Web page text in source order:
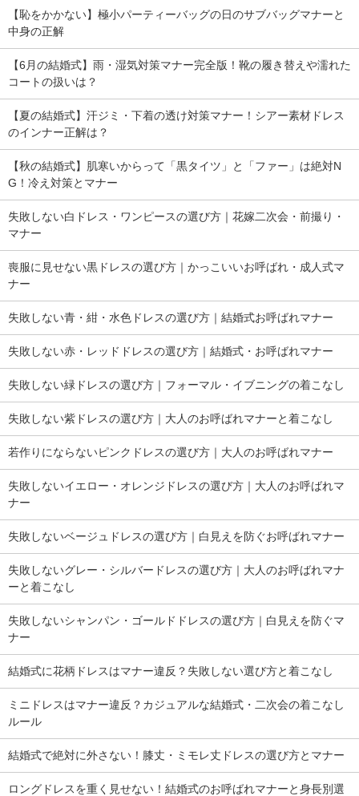
【恥をかかない】極小パーティーバッグの日のサブバッグマナーと
中身の正解
【6月の結婚式】雨・湿気対策マナー完全版！靴の履き替えや濡れた
コートの扱いは？
【夏の結婚式】汗ジミ・下着の透け対策マナー！シアー素材ドレス
のインナー正解は？
【秋の結婚式】肌寒いからって「黒タイツ」と「ファー」は絶対N
G！冷え対策とマナー
失敗しない白ドレス・ワンピースの選び方｜花嫁二次会・前撮り・
マナー
喪服に見せない黒ドレスの選び方｜かっこいいお呼ばれ・成人式マ
ナー
失敗しない青・紺・水色ドレスの選び方｜結婚式お呼ばれマナー
失敗しない赤・レッドドレスの選び方｜結婚式・お呼ばれマナー
失敗しない緑ドレスの選び方｜フォーマル・イブニングの着こなし
失敗しない紫ドレスの選び方｜大人のお呼ばれマナーと着こなし
若作りにならないピンクドレスの選び方｜大人のお呼ばれマナー
失敗しないイエロー・オレンジドレスの選び方｜大人のお呼ばれマ
ナー
失敗しないベージュドレスの選び方｜白見えを防ぐお呼ばれマナー
失敗しないグレー・シルバードレスの選び方｜大人のお呼ばれマナ
ーと着こなし
失敗しないシャンパン・ゴールドドレスの選び方｜白見えを防ぐマ
ナー
結婚式に花柄ドレスはマナー違反？失敗しない選び方と着こなし
ミニドレスはマナー違反？カジュアルな結婚式・二次会の着こなし
ルール
結婚式で絶対に外さない！膝丈・ミモレ丈ドレスの選び方とマナー
ロングドレスを重く見せない！結婚式のお呼ばれマナーと身長別選